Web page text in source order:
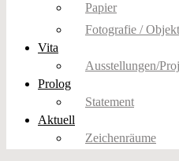
Papier
Fotografie /
Vita
Ausstellungen/
Prolog
Statement
Aktuell
Zeichenräume